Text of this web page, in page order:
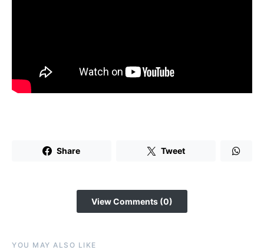
Share Tweet
View Comments (0)
YOU MAY ALSO LIKE